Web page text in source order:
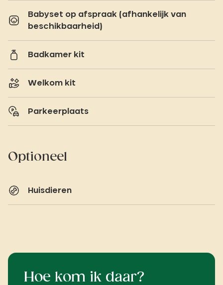
Babyset op afspraak (afhankelijk van
beschikbaarheid)
Badkamer kit
Welkom kit
Parkeerplaats
Optioneel
Huisdieren
Hoe kom ik daar?